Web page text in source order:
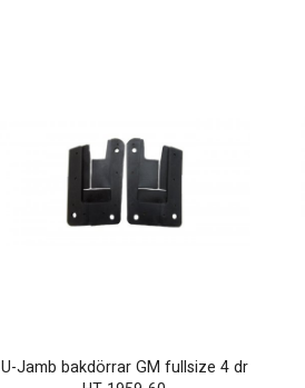
U-Jamb bakdörrar GM fullsize 4 dr